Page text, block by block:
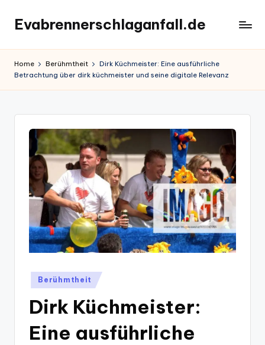
content
Evabrennerschlaganfall.de
Home Berühmtheit
Dirk Küchmeister: Eine ausführliche
Betrachtung über dirk küchmeister und seine digitale Relevanz
Posted
in
Berühmtheit
Dirk Küchmeister:
Eine ausführliche